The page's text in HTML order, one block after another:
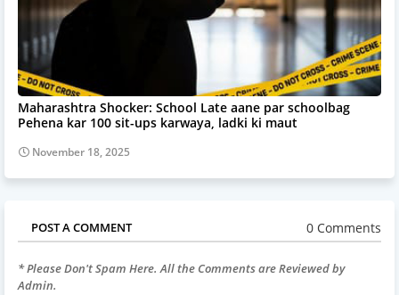
Maharashtra Shocker: School Late aane par schoolbag
Pehena kar 100 sit-ups karwaya, ladki ki maut
November 18, 2025
POST A COMMENT 0 Comments
* Please Don't Spam Here. All the Comments are Reviewed by
Admin.